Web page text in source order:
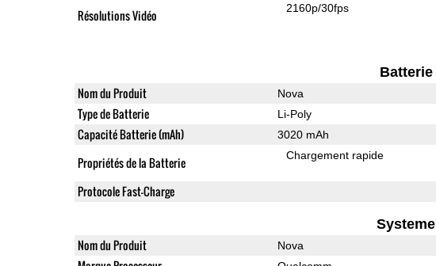
Résolutions Vidéo 2160p/30fps
Batterie
Nom du Produit Nova
Type de Batterie Li-Poly
Capacité Batterie (mAh) 3020 mAh
Propriétés de la Batterie Chargement rapide
Protocole Fast-Charge
Systeme
Nom du Produit Nova